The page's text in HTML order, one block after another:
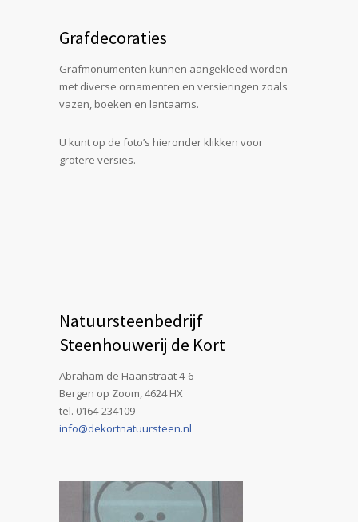
Grafdecoraties
Grafmonumenten kunnen aangekleed worden
met diverse ornamenten en versieringen zoals
vazen, boeken en lantaarns.
U kunt op de foto’s hieronder klikken voor
grotere versies.
Natuursteenbedrijf
Steenhouwerij de Kort
Abraham de Haanstraat 4-6
Bergen op Zoom, 4624 HX
tel. 0164-234109
info@dekortnatuursteen.nl